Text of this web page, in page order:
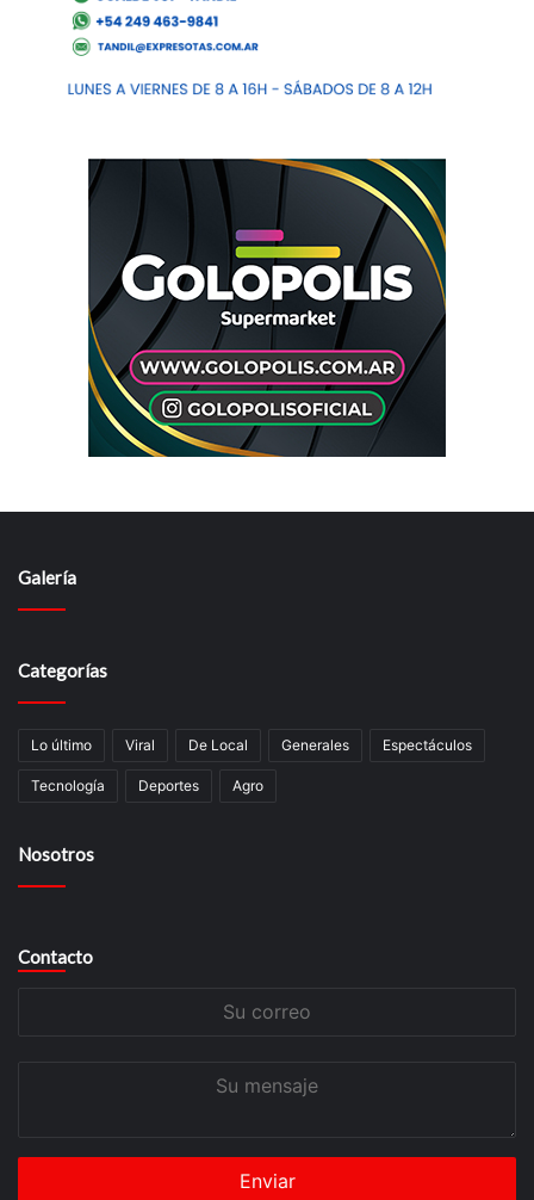
Galería
Categorías
Lo último Viral De Local Generales Espectáculos
Tecnologí­a Deportes Agro
Nosotros
Contacto